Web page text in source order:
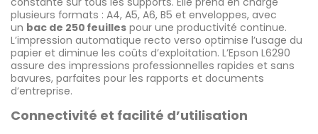
plusieurs formats : A4, A5, A6, B5 et enveloppes, avec
un bac de 250 feuilles pour une productivité continue.
L’impression automatique recto verso optimise l’usage du
papier et diminue les coûts d’exploitation. L’Epson L6290
assure des impressions professionnelles rapides et sans
bavures, parfaites pour les rapports et documents
d’entreprise.
Connectivité et facilité d’utilisation